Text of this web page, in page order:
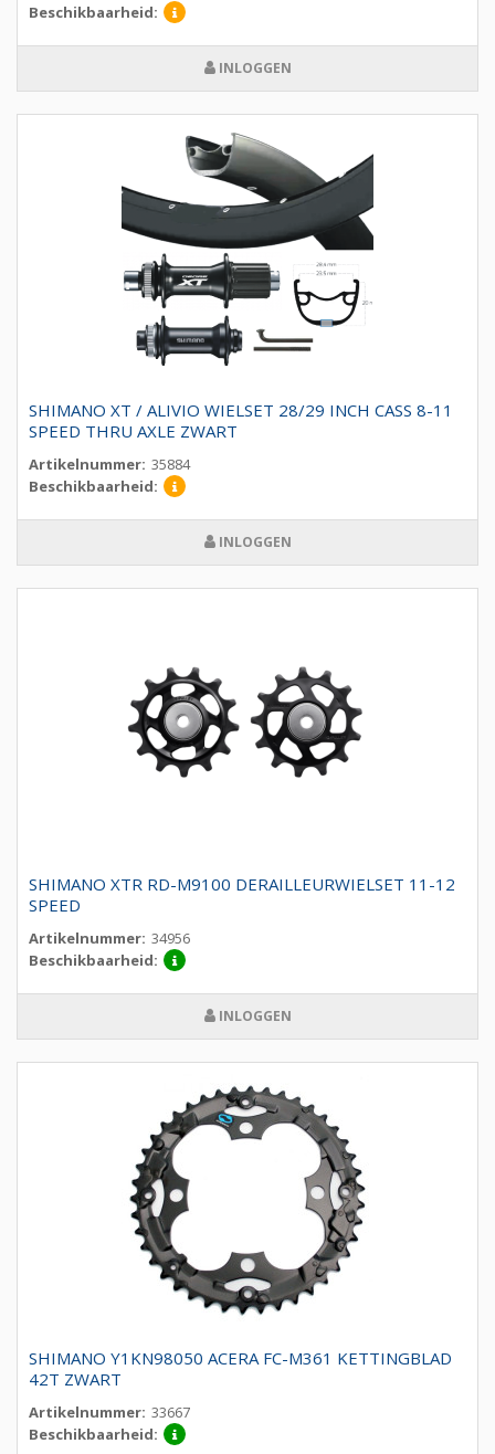
Beschikbaarheid:
INLOGGEN
SHIMANO XT / ALIVIO WIELSET 28/29 INCH CASS 8-11
SPEED THRU AXLE ZWART
Artikelnummer: 35884
Beschikbaarheid:
INLOGGEN
SHIMANO XTR RD-M9100 DERAILLEURWIELSET 11-12
SPEED
Artikelnummer: 34956
Beschikbaarheid:
INLOGGEN
SHIMANO Y1KN98050 ACERA FC-M361 KETTINGBLAD
42T ZWART
Artikelnummer: 33667
Beschikbaarheid: